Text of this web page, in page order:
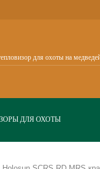
ДЛЯ ОХОТЫ